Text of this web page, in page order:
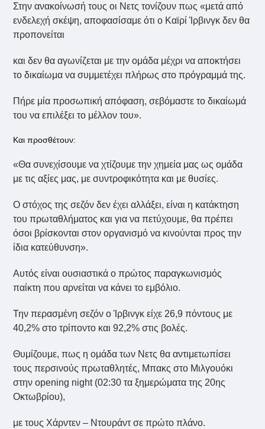
Στην ανακοίνωσή τους οι Νετς τονίζουν πως «μετά από
ενδελεχή σκέψη, αποφασίσαμε ότι ο Καϊρί Ίρβινγκ δεν θα
προπονείται
και δεν θα αγωνίζεται με την ομάδα μέχρι να αποκτήσει
το δικαίωμα να συμμετέχει πλήρως στο πρόγραμμά της.
Πήρε μία προσωπική απόφαση, σεβόμαστε το δικαίωμά
του να επιλέξει το μέλλον του».
Και προσθέτουν:
«Θα συνεχίσουμε να χτίζουμε την χημεία μας ως ομάδα
με τις αξίες μας, με συντροφικότητα και με θυσίες.
Ο στόχος της σεζόν δεν έχει αλλάξει, είναι η κατάκτηση
του πρωταθλήματος και για να πετύχουμε, θα πρέπει
όσοι βρίσκονται στον οργανισμό να κινούνται προς την
ίδια κατεύθυνση».
Αυτός είναι ουσιαστικά ο πρώτος παραγκωνισμός
παίκτη που αρνείται να κάνει το εμβόλιο.
Την περασμένη σεζόν ο Ίρβινγκ είχε 26,9 πόντους με
40,2% στο τρίποντο και 92,2% στις βολές.
Θυμίζουμε, πως η ομάδα των Νετς θα αντιμετωπίσει
τους περσινούς πρωταθλητές, Μπακς στο Μιλγουόκι
στην opening night (02:30 τα ξημερώματα της 20ης
Οκτωβρίου),
με τους Χάρντεν – Ντουράντ σε πρώτο πλάνο.